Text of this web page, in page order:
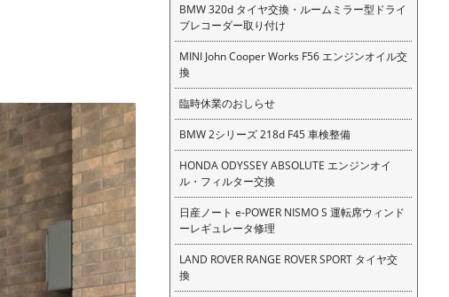
BMW 320d タイヤ交換・ルームミラー型ドライ
ブレコーダー取り付け
MINI John Cooper Works F56 エンジンオイル交
換
臨時休業のおしらせ
BMW 2シリーズ 218d F45 車検整備
HONDA ODYSSEY ABSOLUTE エンジンオイ
ル・フィルター交換
日産ノート e-POWER NISMO S 運転席ウィンド
ーレギュレータ修理
LAND ROVER RANGE ROVER SPORT タイヤ交
換